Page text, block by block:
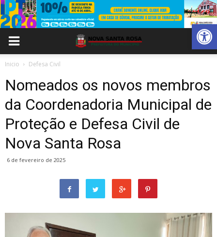
Abrir
Inicio Defesa Civil
Nomeados os novos membros
da Coordenadoria Municipal de
Proteção e Defesa Civil de
Nova Santa Rosa
6 de fevereiro de 2025